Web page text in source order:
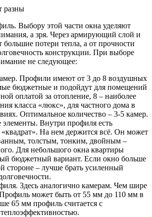
Выбору этой части окна уделяют
а зря. Через армирующий слой и
большие потери тепла, а от прочности
конструкции. При выборе
не следующее:
Профили имеют от 3 до 8 воздушных
бюджетные и подойдут для помещений
оплатой за отопление, 8 – наиболее
класса «люкс», для частного дома в
Оптимальное количество – 3-5 камер.
Внутри профиля есть
На нем держится всё. Он может
толстым, тонким, двойным –
Для небольшого окна квартиры
бюджетный вариант. Если окно больше
стороне – лучше брать усиленный
Здесь аналогично камерам. Чем шире
может быть от 55 мм до 110 мм в
65 мм профиль считается с